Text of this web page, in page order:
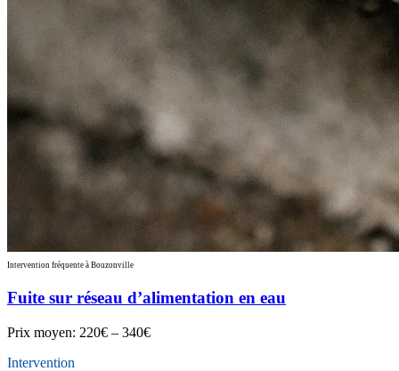
Intervention fréquente à Bouzonville
Fuite sur réseau d’alimentation en eau
Prix moyen: 220€ – 340€
Intervention